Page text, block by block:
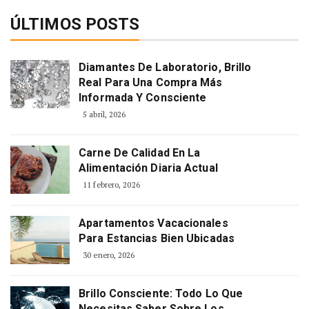
ÚLTIMOS POSTS
Diamantes De Laboratorio, Brillo
Real Para Una Compra Más
Informada Y Consciente
5 abril, 2026
Carne De Calidad En La
Alimentación Diaria Actual
11 febrero, 2026
Apartamentos Vacacionales
Para Estancias Bien Ubicadas
30 enero, 2026
Brillo Consciente: Todo Lo Que